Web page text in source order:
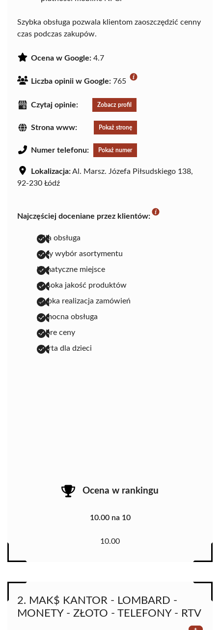
Szybka obsługa pozwala klientom zaoszczędzić cenny
czas podczas zakupów.
Ocena w Google: 4.7
Liczba opinii w Google: 765
Czytaj opinie: Zobacz profil
Strona www: Pokaż stronę
Numer telefonu: Pokaż numer
Lokalizacja:Al. Marsz. Józefa Piłsudskiego 138,
92-230 Łódź
Najczęściej doceniane przez klientów:
miła obsługa
duży wybór asortymentu
klimatyczne miejsce
wysoka jakość produktów
szybka realizacja zamówień
pomocna obsługa
dobre ceny
oferta dla dzieci
Ocena w rankingu
10.00 na 10
10.00
2. MAK$ KANTOR - LOMBARD -
MONETY - ZŁOTO - TELEFONY - RTV